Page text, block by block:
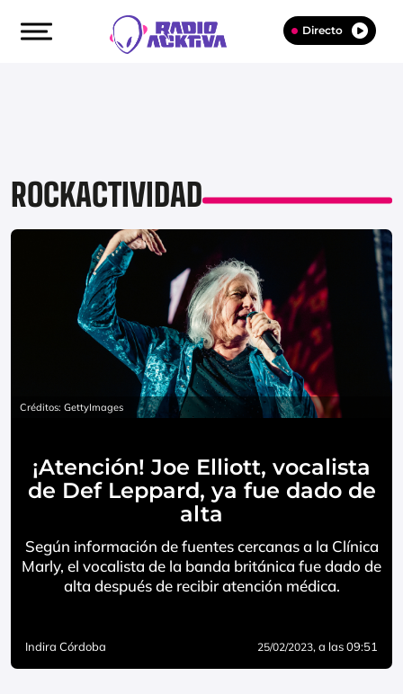
Directo
ROCKACTIVIDAD
Créditos: GettyImages
¡Atención! Joe Elliott, vocalista
de Def Leppard, ya fue dado de
alta
Según información de fuentes cercanas a la Clínica
Marly, el vocalista de la banda británica fue dado de
alta después de recibir atención médica.
Indira Córdoba 25/02/2023, a las 09:51